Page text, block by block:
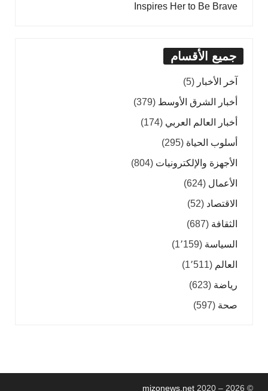
Inspires Her to Be Brave
جميع الأقسام
آخر الأخبار (5)
أخبار الشرق الأوسط (379)
أخبار العالم العربي (174)
أسلوب الحياة (295)
الأجهزة والإلكترونيات (804)
الأعمال (624)
الاقتصاد (52)
الثقافة (687)
السياسة (1٬159)
العالم (1٬511)
رياضة (623)
صحة (597)
©
mizonews.net 2020 – 2026